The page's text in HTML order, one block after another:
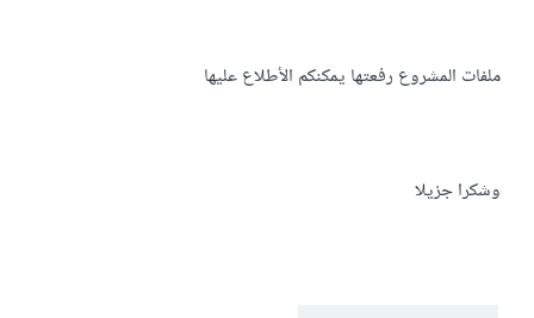
ملفات المشروع رفعتها يمكنكم الأطلاع عليها
وشكرا جزيلا